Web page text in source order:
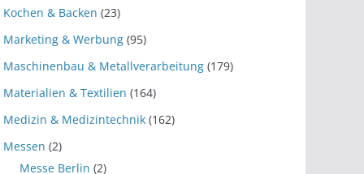
Kochen & Backen (23)
Marketing & Werbung (95)
Maschinenbau & Metallverarbeitung (179)
Materialien & Textilien (164)
Medizin & Medizintechnik (162)
Messen (2)
Messe Berlin (2)